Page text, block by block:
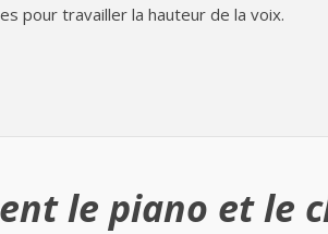
pour travailler la hauteur de la voix.
le piano et le